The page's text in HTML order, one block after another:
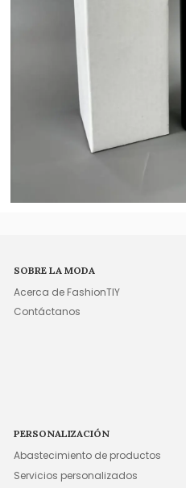
SOBRE LA MODA
Acerca de FashionTIY
Contáctanos
PERSONALIZACIÓN
Abastecimiento de productos
Servicios personalizados